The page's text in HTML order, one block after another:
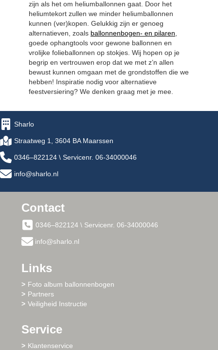
zijn als het om heliumballonnen gaat. Door het
heliumtekort zullen we minder heliumballonnen
kunnen (ver)kopen. Gelukkig zijn er genoeg
alternatieven, zoals ballonnenbogen- en pilaren
goede ophangtools voor gewone ballonnen en
vrolijke folieballonnen op stokjes. Wij hopen op je
begrip en vertrouwen erop dat we met z’n allen
bewust kunnen omgaan met de grondstoffen die we
hebben! Inspiratie nodig voor alternatieve
feestversiering? We denken graag met je mee.
Sharlo
Straatweg 1, 3604 BA Maarssen
0346–822124 \ Servicenr. 06-34000046
info@sharlo.nl
Contact
0346–822124 \ Servicenr. 06-34000046
info@sharlo.nl
Links
Foto album ballonnenbogen
Partners
Veiligheid Instructie
Service
Klantenservice